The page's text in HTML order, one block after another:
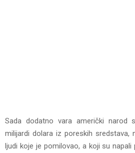
Sada dodatno vara američki narod
milijardi dolara iz poreskih sredstava,
ljudi koje je pomilovao, a koji su napali